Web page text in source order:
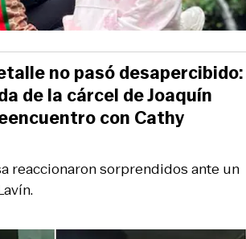
reaccionaron sorprendidos ante un
no pasó desapercibido:
de la cárcel de Joaquín
con Cathy